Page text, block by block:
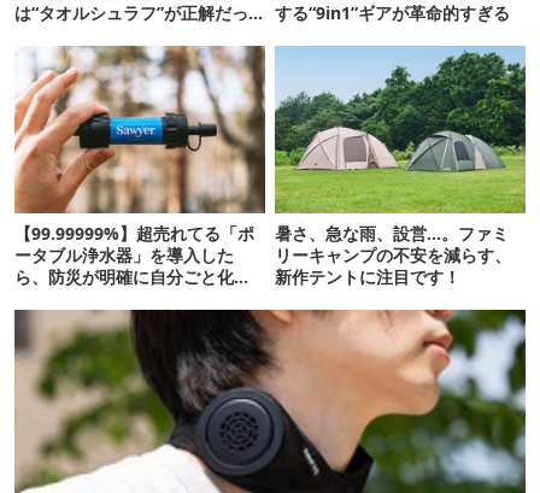
は“タオルシュラフ”が正解だっ
する“9in1”ギアが革命的すぎる
【99.99999%】超売れてる「ポ
ータブル浄水器」を導入した
ら、防災が明確に自分ごと化し
暑さ、急な雨、設営…。ファミ
リーキャンプの不安を減らす、
新作テントに注目です！